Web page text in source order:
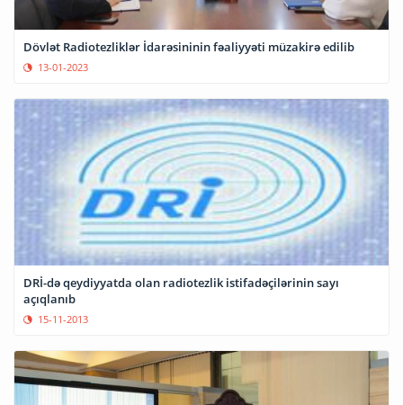
Dövlət Radiotezliklər İdarəsininin fəaliyyəti müzakirə edilib
13-01-2023
DRİ-də qeydiyyatda olan radiotezlik istifadəçilərinin sayı
açıqlanıb
15-11-2013